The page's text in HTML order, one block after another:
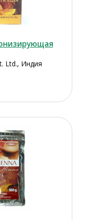
Ltd., Индия